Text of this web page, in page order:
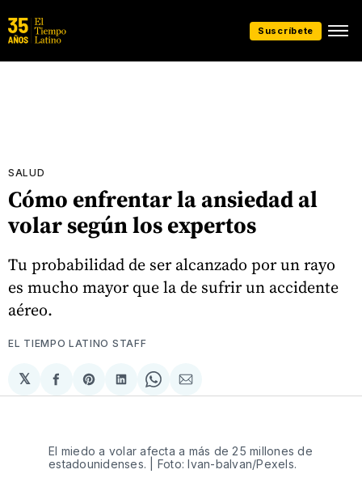
Suscríbete
SALUD
Cómo enfrentar la ansiedad al
volar según los expertos
Tu probabilidad de ser alcanzado por un rayo
es mucho mayor que la de sufrir un accidente
aéreo.
EL TIEMPO LATINO STAFF
𝕏
Compartir
en
Share
on
Compartir
en
Share
on
Compartir
via
El miedo a volar afecta a más de 25 millones de
estadounidenses. | Foto: Ivan-balvan/Pexels.